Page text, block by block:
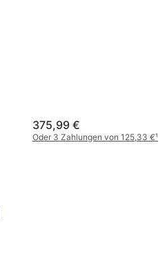
375,99 €
Oder 3 Zahlungen von 125,33 €¹